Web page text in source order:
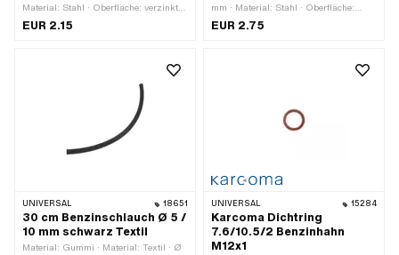
Material: Stahl · Oberfläche: verzinkt
(blau) · Farbe: silber ·
EUR 2.15
mm · Material: Stahl · Oberfläche:
verzinkt (blau) · Farbe: silber ·
EUR 2.75
UNIVERSAL 18651
30 cm Benzinschlauch Ø 5 /
10 mm schwarz Textil
Material: Gummi · Material: Textil · Ø
UNIVERSAL 15284
Karcoma Dichtring
7.6/10.5/2 Benzinhahn
M12x1